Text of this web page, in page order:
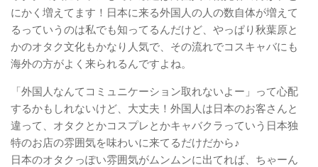
にかく増えてます！日本に来る外国人の人の数自体が増えて
るっていうのは私でも知ってるんだけど、やっぱり秋葉原と
かのオタク文化もかなり人気で、その流れでコスキャバにも
海外の方がよく来られるんですよね。
「外国人なんてコミュニケーション取れないよー」って心配
するかもしれないけど、大丈夫！外国人は日本のお客さんと
違って、オタクとかコスプレとかキャバクラっていう日本独
特のお店の雰囲気を味わいに来てるだけだから♪
日本のオタクっぽい雰囲気がムンムンに出てれば、ちゃーん